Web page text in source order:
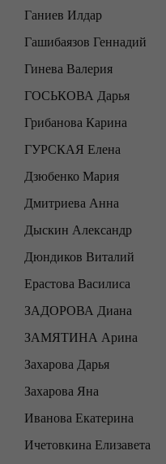
Ганиев Илдар
Гашибаязов Геннадий
Гинева Валерия
ГОСЬКОВА Дарья
Грибанова Карина
ГУРСКАЯ Елена
Дзюбенко Мария
Дмитриева Анна
Дыскин Александр
Дюндиков Виталий
Ерастова Василиса
ЗАДОРОВА Диана
ЗАМЯТИНА Арина
Захарова Дарья
Захарова Яна
Иванова Екатерина
Ичетовкина Елизавета